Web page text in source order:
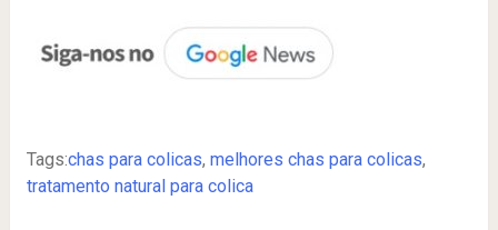
Tags:chas para colicas, melhores chas para colicas,
tratamento natural para colica